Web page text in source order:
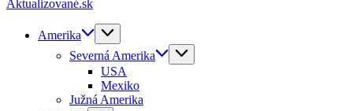
Aktualizované.sk
Amerika
Severná Amerika
USA
Mexiko
Južná Amerika